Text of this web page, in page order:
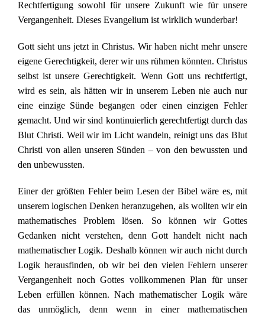
Rechtfertigung sowohl für unsere Zukunft wie für unsere
Vergangenheit. Dieses Evangelium ist wirklich wunderbar!
Gott sieht uns jetzt in Christus. Wir haben nicht mehr unsere
eigene Gerechtigkeit, derer wir uns rühmen könnten. Christus
selbst ist unsere Gerechtigkeit. Wenn Gott uns rechtfertigt,
wird es sein, als hätten wir in unserem Leben nie auch nur
eine einzige Sünde begangen oder einen einzigen Fehler
gemacht. Und wir sind kontinuierlich gerechtfertigt durch das
Blut Christi. Weil wir im Licht wandeln, reinigt uns das Blut
Christi von allen unseren Sünden – von den bewussten und
den unbewussten.
Einer der größten Fehler beim Lesen der Bibel wäre es, mit
unserem logischen Denken heranzugehen, als wollten wir ein
mathematisches Problem lösen. So können wir Gottes
Gedanken nicht verstehen, denn Gott handelt nicht nach
mathematischer Logik. Deshalb können wir auch nicht durch
Logik herausfinden, ob wir bei den vielen Fehlern unserer
Vergangenheit noch Gottes vollkommenen Plan für unser
Leben erfüllen können. Nach mathematischer Logik wäre
das unmöglich, denn wenn in einer mathematischen